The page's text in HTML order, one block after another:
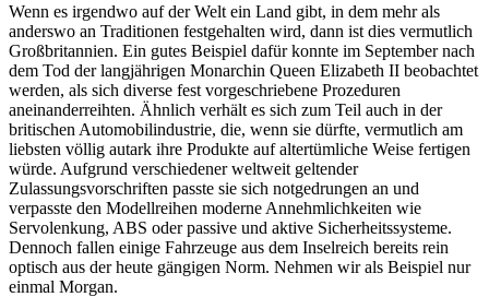
Wenn es irgendwo auf der Welt ein Land gibt, in dem mehr als
anderswo an Traditionen festgehalten wird, dann ist dies vermutlich
Großbritannien. Ein gutes Beispiel dafür konnte im September nach
dem Tod der langjährigen Monarchin Queen Elizabeth II beobachtet
werden, als sich diverse fest vorgeschriebene Prozeduren
aneinanderreihten. Ähnlich verhält es sich zum Teil auch in der
britischen Automobilindustrie, die, wenn sie dürfte, vermutlich am
liebsten völlig autark ihre Produkte auf altertümliche Weise fertigen
würde. Aufgrund verschiedener weltweit geltender
Zulassungsvorschriften passte sie sich notgedrungen an und
verpasste den Modellreihen moderne Annehmlichkeiten wie
Servolenkung, ABS oder passive und aktive Sicherheitssysteme.
Dennoch fallen einige Fahrzeuge aus dem Inselreich bereits rein
optisch aus der heute gängigen Norm. Nehmen wir als Beispiel nur
einmal Morgan.